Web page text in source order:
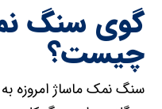
گوی سنگ
چیست؟
سنگ نمک ماساژ امروزه